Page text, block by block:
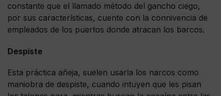
constante que el llamado método del gancho ciego,
por sus características, cuente con la connivencia de
empleados de los puertos donde atracan los barcos.
Despiste
Esta práctica añeja, suelen usarla los narcos como
maniobra de despiste, cuando intuyen que les pisan